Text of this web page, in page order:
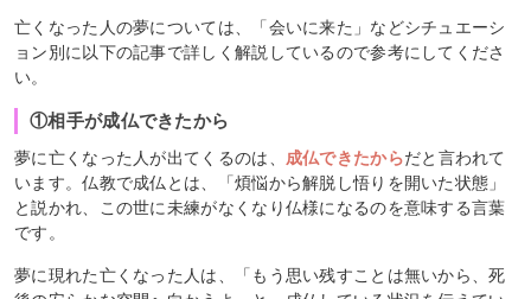
亡くなった人の夢については、「会いに来た」などシチュエーシ
ョン別に以下の記事で詳しく解説しているので参考にしてくださ
い。
①相手が成仏できたから
夢に亡くなった人が出てくるのは、 成仏できたからだと言われて
います。仏教で成仏とは、「煩悩から解脱し悟りを開いた状態」
と説かれ、この世に未練がなくなり仏様になるのを意味する言葉
です。
夢に現れた亡くなった人は、「もう思い残すことは無いから、死